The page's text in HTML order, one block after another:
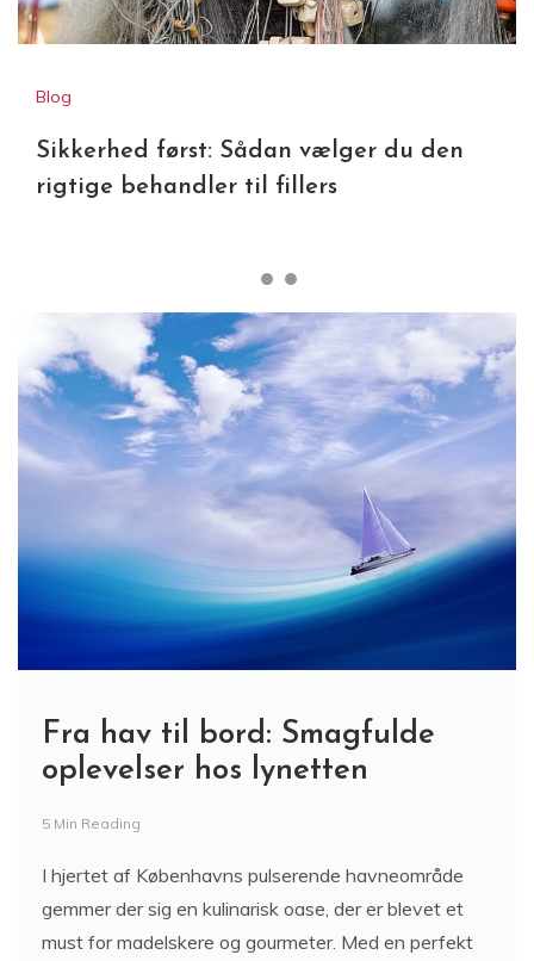
Blog
Sikkerhed først: Sådan vælger du den
rigtige behandler til fillers
Fra hav til bord: Smagfulde
oplevelser hos lynetten
5 Min Reading
I hjertet af Københavns pulserende havneområde
gemmer der sig en kulinarisk oase, der er blevet et
must for madelskere og gourmeter. Med en perfekt